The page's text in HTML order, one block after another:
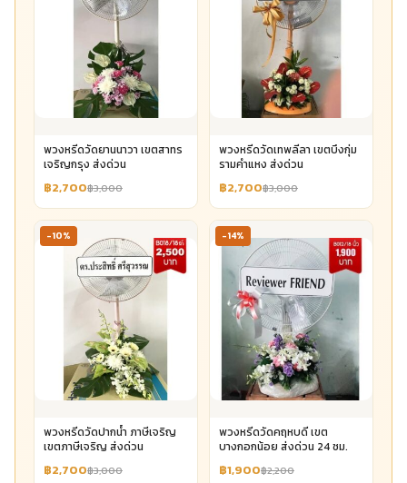
พวงหรีดวัดยานนาวา เขตสาทร
เจริญกรุง ส่งด่วน
฿2,700฿3,000
พวงหรีดวัดเทพลีลา เขตบึงกุ่ม
รามคำแหง ส่งด่วน
฿2,700฿3,000
-10%
พวงหรีดวัดปากน้ำ ภาษีเจริญ
เขตภาษีเจริญ ส่งด่วน
฿2,700฿3,000
-14%
พวงหรีดวัดคฤหบดี เขต
บางกอกน้อย ส่งด่วน 24 ชม.
฿1,900฿2,200